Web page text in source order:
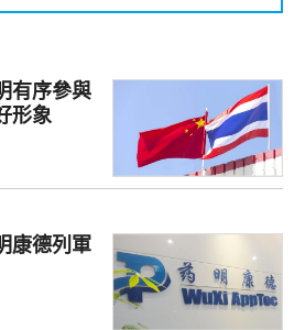
有序參與
形象
康德列軍